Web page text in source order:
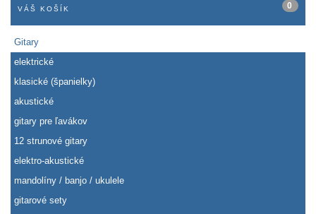
VÁŠ KOŠÍK 0
Gitary
elektrické
klasické (španielky)
akustické
gitary pre ľavákov
12 strunové gitary
elektro-akustické
mandolíny / banjo / ukulele
gitarové sety